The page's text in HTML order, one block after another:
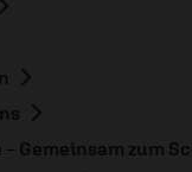
– Gemeinsam zum